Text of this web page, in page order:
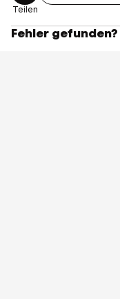
Teilen
Fehler gefunden?